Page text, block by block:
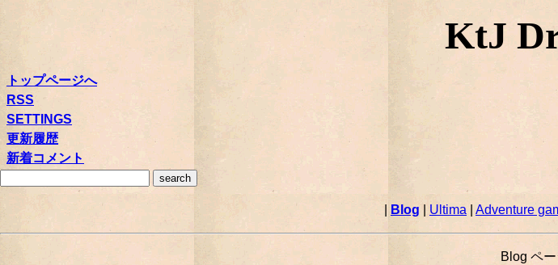
KtJ
トップページへ
RSS
SETTINGS
更新履歴
新着コメント
Blog Ultima Adventure
Blog ペ